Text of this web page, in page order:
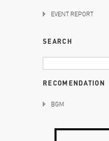
EVENT REPORT
SEARCH
RECOMENDATION
BGM